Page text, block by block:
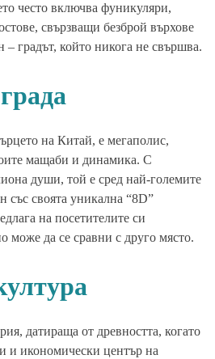
често включва фуникуляри,
свързващи безброй върхове
градът, който никога не свършва.
на Китай, е мегаполис,
мащаби и динамика. С
души, той е сред най-големите
със своята уникална “8D”
на посетителите си
може да се сравни с друго място.
датираща от древността, когато
и икономически център на